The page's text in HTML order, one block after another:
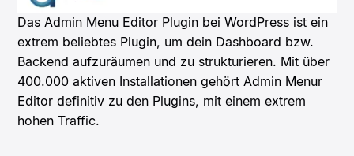
Das Admin Menu Editor Plugin bei WordPress ist ein
extrem beliebtes Plugin, um dein Dashboard bzw.
Backend aufzuräumen und zu strukturieren. Mit über
400.000 aktiven Installationen gehört Admin Menur
Editor definitiv zu den Plugins, mit einem extrem
hohen Traffic.